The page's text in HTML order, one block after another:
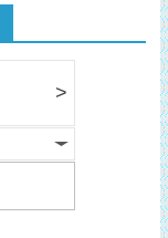
>